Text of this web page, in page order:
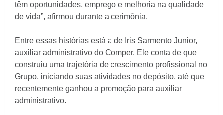
têm oportunidades, emprego e melhoria na qualidade
de vida”, afirmou durante a cerimônia.
Entre essas histórias está a de Iris Sarmento Junior,
auxiliar administrativo do Comper. Ele conta de que
construiu uma trajetória de crescimento profissional no
Grupo, iniciando suas atividades no depósito, até que
recentemente ganhou a promoção para auxiliar
administrativo.